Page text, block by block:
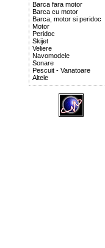
Barca fara motor
Barca cu motor
Barca, motor si peridoc
Motor
Peridoc
Skijet
Veliere
Navomodele
Sonare
Pescuit - Vanatoare
Altele